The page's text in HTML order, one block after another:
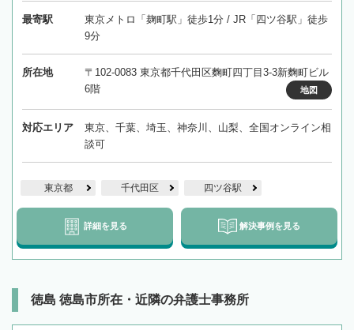
最寄駅
東京メトロ「麹町駅」徒歩1分 / JR「四ツ谷駅」徒歩
9分
所在地
〒102-0083 東京都千代田区麴町四丁目3-3新麴町ビル
6階
地図
対応エリア
東京、千葉、埼玉、神奈川、山梨、全国オンライン相
談可
東京都 千代田区 四ツ谷駅
詳細を見る 解決事例を見る
徳島 徳島市所在・近隣の弁護士事務所